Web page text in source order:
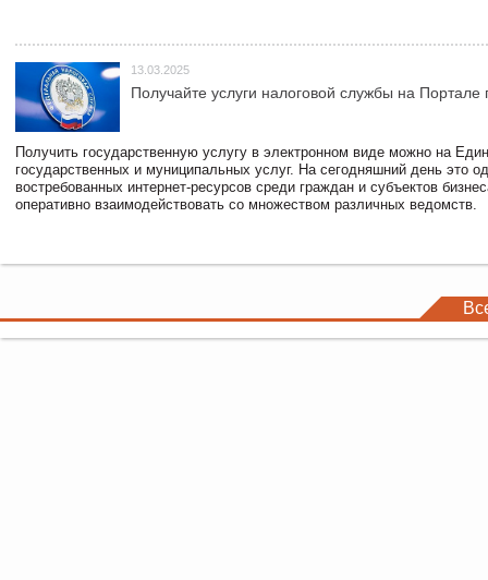
13.03.2025
Получайте услуги налоговой службы на Портале
Получить государственную услугу в электронном виде можно на
государственных и муниципальных услуг. На сегодняшний день это
востребованных интернет-ресурсов среди граждан и субъектов
оперативно взаимодействовать со множеством различных ведомств.